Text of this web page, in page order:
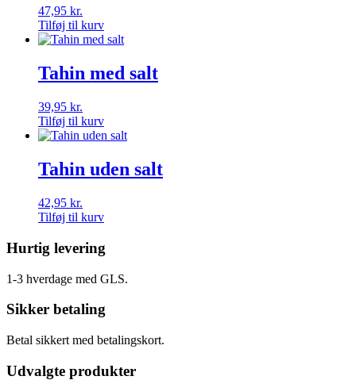
47,95 kr.
Tilføj til kurv
Tahin med salt
39,95 kr.
Tilføj til kurv
Tahin uden salt
42,95 kr.
Tilføj til kurv
Hurtig levering
1-3 hverdage med GLS.
Sikker betaling
Betal sikkert med betalingskort.
Udvalgte produkter